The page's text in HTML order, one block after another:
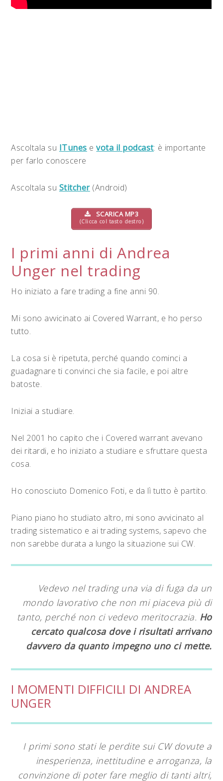
Ascoltala su ITunes evota il podcast: è importante
per farlo conoscere
Ascoltala su Stitcher(Android)
SCARICA MP3
(Clicca col tasto destro)
I primi anni di Andrea
Unger nel trading
Ho iniziato a fare trading a fine anni 90.
Mi sono avvicinato ai Covered Warrant, e ho perso
tutto.
La cosa si è ripetuta, perché quando cominci a
guadagnare ti convinci che sia facile, e poi altre
batoste.
Iniziai a studiare.
Nel 2001 ho capito che i Covered warrant avevano
dei ritardi, e ho iniziato a studiare e sfruttare questa
cosa.
Ho conosciuto Domenico Foti, e da lì tutto è partito.
Piano piano ho studiato altro, mi sono avvicinato al
trading sistematico e ai trading systems, sapevo che
non sarebbe durata a lungo la situazione sui CW.
Vedevo nel trading una via di fuga da un
mondo lavorativo che non mi piaceva più di
tanto, perché non ci vedevo meritocrazia. Ho
cercato qualcosa dove i risultati arrivano
davvero da quanto impegno uno ci mette.
I MOMENTI DIFFICILI DI ANDREA
UNGER
I primi sono stati le perdite sui CW dovute a
inesperienza, inettitudine e arroganza, la
convinzione di poter fare meglio di tanti altri,